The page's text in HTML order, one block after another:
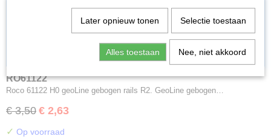
RO61122
Roco 61122 H0 geoLine gebogen rails R2. GeoLine gebogen…
€ 3,50 € 2,63
✓ Op voorraad
Later opnieuw tonen Selectie toestaan
Alles toestaan Nee, niet akkoord